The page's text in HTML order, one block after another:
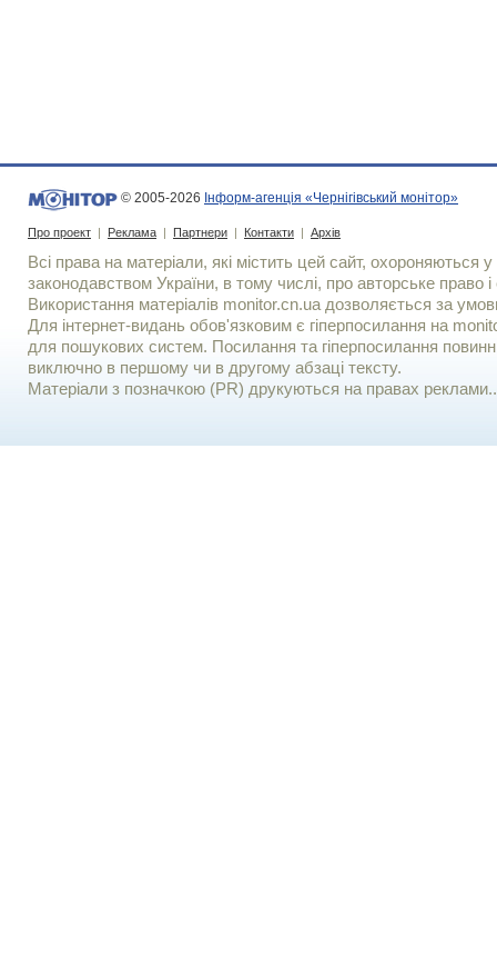
© 2005-2026 Інформ-агенція «Чернігівський монітор»
Про проект | Реклама | Партнери | Контакти | Архів
Всі права на матеріали, які містить цей сайт, охороняються у
законодавством України, в тому числі, про авторське право і
Використання матерiалiв monitor.cn.ua дозволяється за
Для iнтернет-видань обов'язковим є гiперпосилання на
для пошукових систем. Посилання та гіперпосилання
виключно в першому чи в другому абзаці тексту.
Матеріали з позначкою (PR) друкуються на правах реклами..